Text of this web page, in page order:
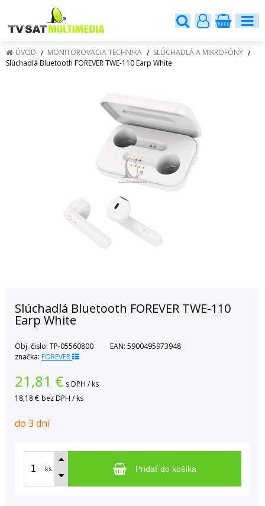
ÚVOD MONITOROVACIA TECHNIKA
SLÚCHADLÁ A MIKROFÓNY
Slúchadlá Bluetooth FOREVER TWE-110 Earp White
Slúchadlá Bluetooth FOREVER TWE-110
Earp White
Obj. čislo: TP-05560800 EAN: 5900495973948
značka: FOREVER
21,81 € s DPH / ks
18,18 € bez DPH / ks
do 3 dní
ks Pridať do košíka